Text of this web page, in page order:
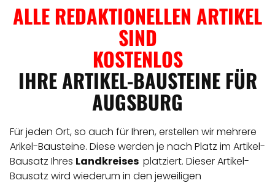
ALLE REDAKTIONELLEN ARTIKEL
SIND
KOSTENLOS
IHRE ARTIKEL-BAUSTEINE FÜR
AUGSBURG
Für jeden Ort, so auch für Ihren, erstellen wir mehrere
Arikel-Bausteine. Diese werden je nach Platz im Artikel-
Bausatz Ihres Landkreises platziert. Dieser Artikel-
Bausatz wird wiederum in den jeweiligen